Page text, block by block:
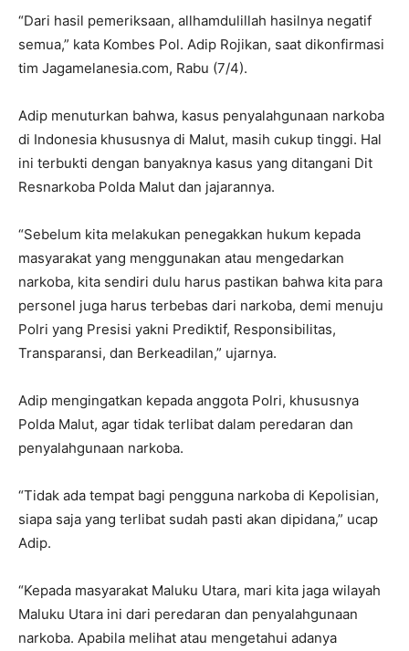
“Dari hasil pemeriksaan, allhamdulillah hasilnya negatif
semua,” kata Kombes Pol. Adip Rojikan, saat dikonfirmasi
tim Jagamelanesia.com, Rabu (7/4).
Adip menuturkan bahwa, kasus penyalahgunaan narkoba
di Indonesia khususnya di Malut, masih cukup tinggi. Hal
ini terbukti dengan banyaknya kasus yang ditangani Dit
Resnarkoba Polda Malut dan jajarannya.
“Sebelum kita melakukan penegakkan hukum kepada
masyarakat yang menggunakan atau mengedarkan
narkoba, kita sendiri dulu harus pastikan bahwa kita para
personel juga harus terbebas dari narkoba, demi menuju
Polri yang Presisi yakni Prediktif, Responsibilitas,
Transparansi, dan Berkeadilan,” ujarnya.
Adip mengingatkan kepada anggota Polri, khususnya
Polda Malut, agar tidak terlibat dalam peredaran dan
penyalahgunaan narkoba.
“Tidak ada tempat bagi pengguna narkoba di Kepolisian,
siapa saja yang terlibat sudah pasti akan dipidana,” ucap
Adip.
“Kepada masyarakat Maluku Utara, mari kita jaga wilayah
Maluku Utara ini dari peredaran dan penyalahgunaan
narkoba. Apabila melihat atau mengetahui adanya